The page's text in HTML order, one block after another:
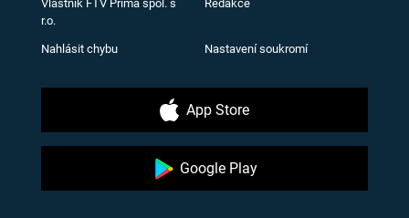
Vlastník FTV Prima spol. s
r.o.
Redakce
Nahlásit chybu Nastavení soukromí
App Store
Google Play